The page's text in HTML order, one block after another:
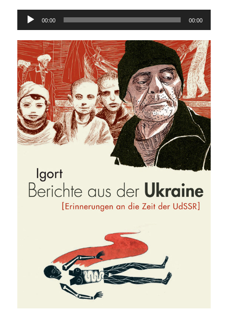
Audio-
Player
00:00 00:00